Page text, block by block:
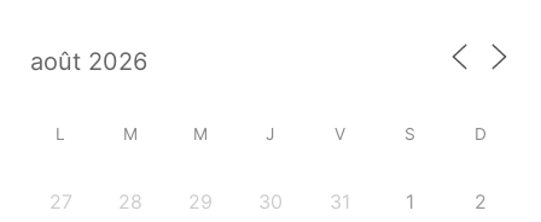
L M M J V S D
27 28 29 30 31 1 2